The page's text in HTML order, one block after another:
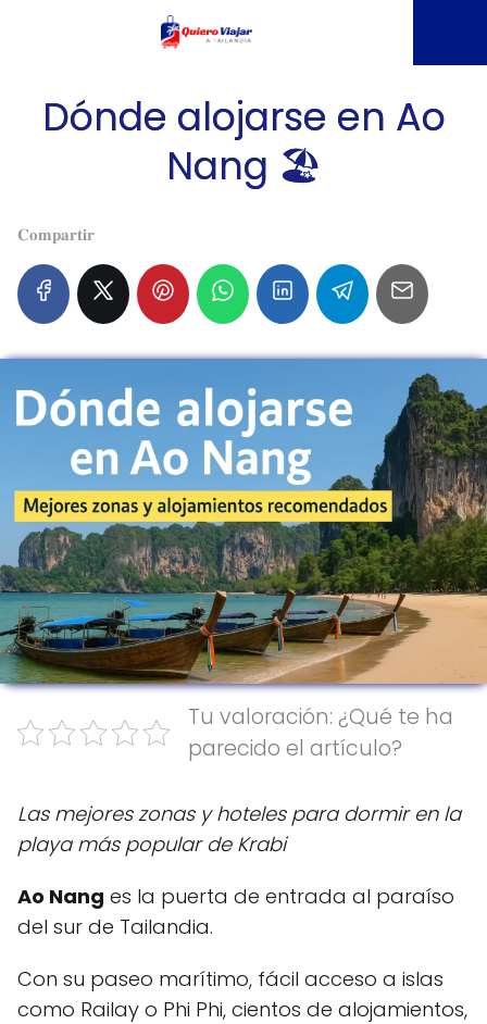
Dónde alojarse en Ao
Nang 🏖️
𝐂𝐨𝐦𝐩𝐚𝐫𝐭𝐢𝐫
Tu valoración: ¿Qué te ha
parecido el artículo?
Las mejores zonas y hoteles para dormir en la
playa más popular de Krabi
Ao Nang es la puerta de entrada al paraíso
del sur de Tailandia.
Con su paseo marítimo, fácil acceso a islas
como Railay o Phi Phi, cientos de alojamientos,